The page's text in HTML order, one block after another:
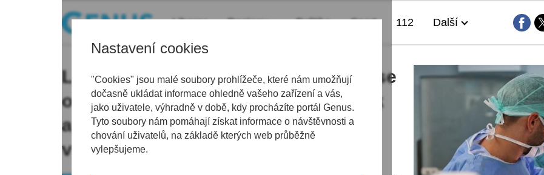
Nastavení cookies
"Cookies" jsou malé soubory prohlížeče, které nám umožňují
dočasně ukládat informace ohledně vašeho zařízení a vás,
jako uživatele, výhradně v době, kdy procházíte portál Genus.
Tyto soubory nám pomáhají získat informace o návštěvnosti a
chování uživatelů, na základě kterých web průběžně
vylepšujeme.
Liberec Regiony Politika Sport 112 Další
Liberecká a českolipská nemocnice se
od 1. ledna spojí, bude mít 1600 lůžek
a 4700 zaměstnanců. Fúze přinese i
vyrovnání platů